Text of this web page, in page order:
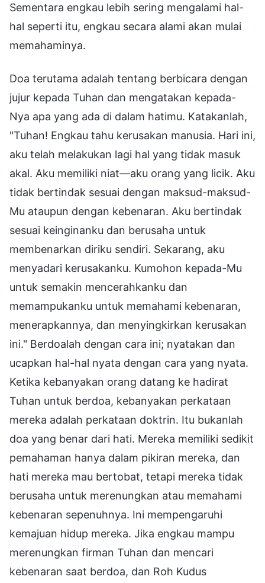
Sementara engkau lebih sering mengalami hal-
hal seperti itu, engkau secara alami akan mulai
memahaminya.
Doa terutama adalah tentang berbicara dengan
jujur kepada Tuhan dan mengatakan kepada-
Nya apa yang ada di dalam hatimu. Katakanlah,
"Tuhan! Engkau tahu kerusakan manusia. Hari ini,
aku telah melakukan lagi hal yang tidak masuk
akal. Aku memiliki niat—aku orang yang licik. Aku
tidak bertindak sesuai dengan maksud-maksud-
Mu ataupun dengan kebenaran. Aku bertindak
sesuai keinginanku dan berusaha untuk
membenarkan diriku sendiri. Sekarang, aku
menyadari kerusakanku. Kumohon kepada-Mu
untuk semakin mencerahkanku dan
memampukanku untuk memahami kebenaran,
menerapkannya, dan menyingkirkan kerusakan
ini." Berdoalah dengan cara ini; nyatakan dan
ucapkan hal-hal nyata dengan cara yang nyata.
Ketika kebanyakan orang datang ke hadirat
Tuhan untuk berdoa, kebanyakan perkataan
mereka adalah perkataan doktrin. Itu bukanlah
doa yang benar dari hati. Mereka memiliki sedikit
pemahaman hanya dalam pikiran mereka, dan
hati mereka mau bertobat, tetapi mereka tidak
berusaha untuk merenungkan atau memahami
kebenaran sepenuhnya. Ini mempengaruhi
kemajuan hidup mereka. Jika engkau mampu
merenungkan firman Tuhan dan mencari
kebenaran saat berdoa, dan Roh Kudus